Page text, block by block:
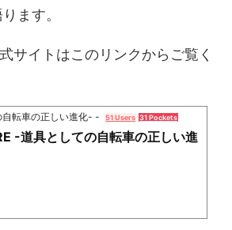
ます。
サイトはこのリンクからご覧く
転車の正しい進化- - 51 Users 31 Pockets
-道具としての自転車の正しい進